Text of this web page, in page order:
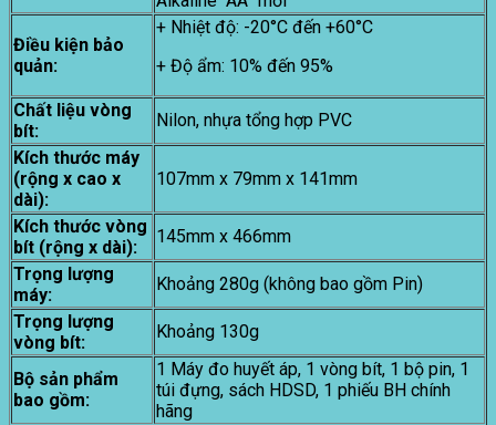
Điều kiện bảo
quản:
+ Nhiệt độ: -20°C đến +60°C
+ Độ ẩm: 10% đến 95%
Chất liệu vòng
bít:
Nilon, nhựa tổng hợp PVC
Kích thước máy
(rộng x cao x
dài):
107mm x 79mm x 141mm
Kích thước vòng
bít (rộng x dài):
145mm x 466mm
Trọng lượng
máy:
Khoảng 280g (không bao gồm Pin)
Trọng lượng
vòng bít:
Khoảng 130g
Bộ sản phẩm
bao gồm:
1 Máy đo huyết áp, 1 vòng bít, 1 bộ pin, 1
túi đựng, sách HDSD, 1 phiếu BH chính
hãng